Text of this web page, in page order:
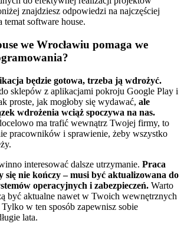
znajdziesz odpowiedzi na najczęściej
temat software house.
we Wrocławiu pomaga we
będzie gotowa, trzeba ją wdrożyć.
sklepów z aplikacjami pokroju Google Play i
proste, jak mogłoby się wydawać, ale
wdrożenia wciąż spoczywa na nas.
ma trafić wewnątrz Twojej firmy, to
pracowników i sprawienie, żeby wszystko
interesować dalsze utrzymanie. Praca
się nie kończy – musi być aktualizowana do
operacyjnych i zabezpieczeń. Warto
być aktualne nawet w Twoich wewnętrznych
w ten sposób zapewnisz sobie
lata.